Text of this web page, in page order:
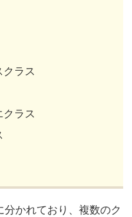
クラス
クラス
かれており、複数のク